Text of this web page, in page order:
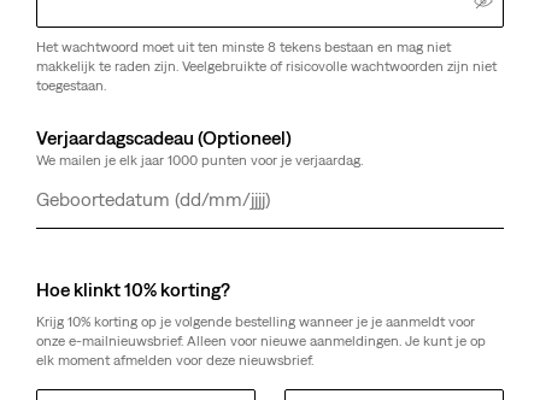
Het wachtwoord moet uit ten minste 8 tekens bestaan en mag niet
makkelijk te raden zijn. Veelgebruikte of risicovolle wachtwoorden zijn niet
toegestaan.
Verjaardagscadeau (Optioneel)
We mailen je elk jaar 1000 punten voor je verjaardag.
Dag
Maand
Jaar
Hoe klinkt 10% korting?
Krijg 10% korting op je volgende bestelling wanneer je je aanmeldt voor
onze e-mailnieuwsbrief. Alleen voor nieuwe aanmeldingen. Je kunt je op
elk moment afmelden voor deze nieuwsbrief.